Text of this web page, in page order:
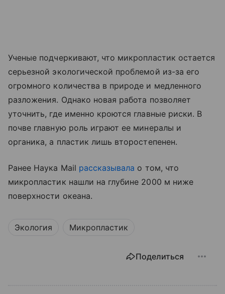
Ученые подчеркивают, что микропластик остается
серьезной экологической проблемой из-за его
огромного количества в природе и медленного
разложения. Однако новая работа позволяет
уточнить, где именно кроются главные риски. В
почве главную роль играют ее минералы и
органика, а пластик лишь второстепенен.
Ранее Наука Mail рассказывала о том, что
микропластик нашли на глубине 2000 м ниже
поверхности океана.
Экология Микропластик
Поделиться